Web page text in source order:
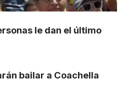
le dan el último
bailar a Coachella